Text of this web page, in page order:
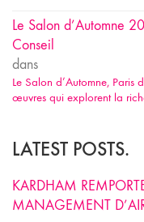
Le Salon d’Automne
Conseil
dans
Le Salon d’Automne,
œuvres qui explorent la
LATEST POSTS.
KARDHAM
MANAGEMENT